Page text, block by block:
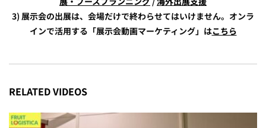
3) 展示会の出展は、会場だけで終わらせてはいけません。オンラ
インで活用する「展示会動画マーケティング」はこちら
RELATED VIDEOS